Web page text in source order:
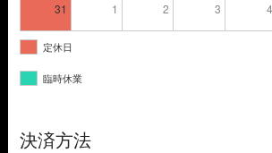
31 1 2 3 4
定休日
臨時休業
決済方法